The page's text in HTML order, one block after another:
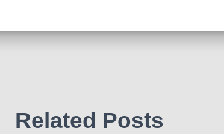
Related Posts